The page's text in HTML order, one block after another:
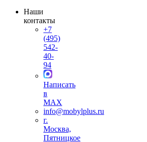
Наши
контакты
+7
(495)
542-
40-
94
Написать
в
MAX
info@mobylplus.ru
г.
Москва,
Пятницкое